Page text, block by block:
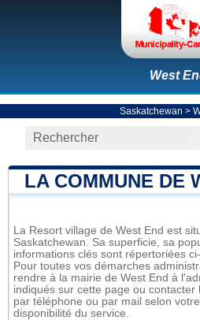
West
Saskatchewan >
LA COMMUNE DE
La Resort village de West End est
Saskatchewan. Sa superficie, sa
informations clés sont répertoriées
Pour toutes vos démarches
rendre à la mairie de West End à
indiqués sur cette page ou contacter
par téléphone ou par mail selon
disponibilité du service.